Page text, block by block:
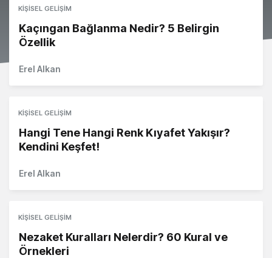
KIŞISEL GELIŞIM
Kaçıngan Bağlanma Nedir? 5 Belirgin
Özellik
Erel Alkan
KIŞISEL GELIŞIM
Hangi Tene Hangi Renk Kıyafet Yakışır?
Kendini Keşfet!
Erel Alkan
KIŞISEL GELIŞIM
Nezaket Kuralları Nelerdir? 60 Kural ve
Örnekleri